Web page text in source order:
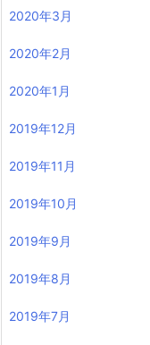
2020年3月
2020年2月
2020年1月
2019年12月
2019年11月
2019年10月
2019年9月
2019年8月
2019年7月